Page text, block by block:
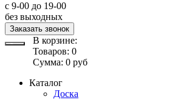
с 9-00 до 19-00
без выходных
Заказать звонок
В корзине:
Товаров: 0
Сумма: 0 руб
Каталог
Доска